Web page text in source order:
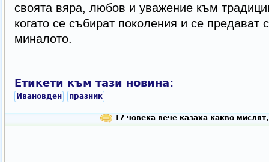
своята вяра, любов и уважение към
когато се събират поколения и се предават
миналото.
Етикети към тази новина:
Ивановден празник
17 човека вече казаха какво